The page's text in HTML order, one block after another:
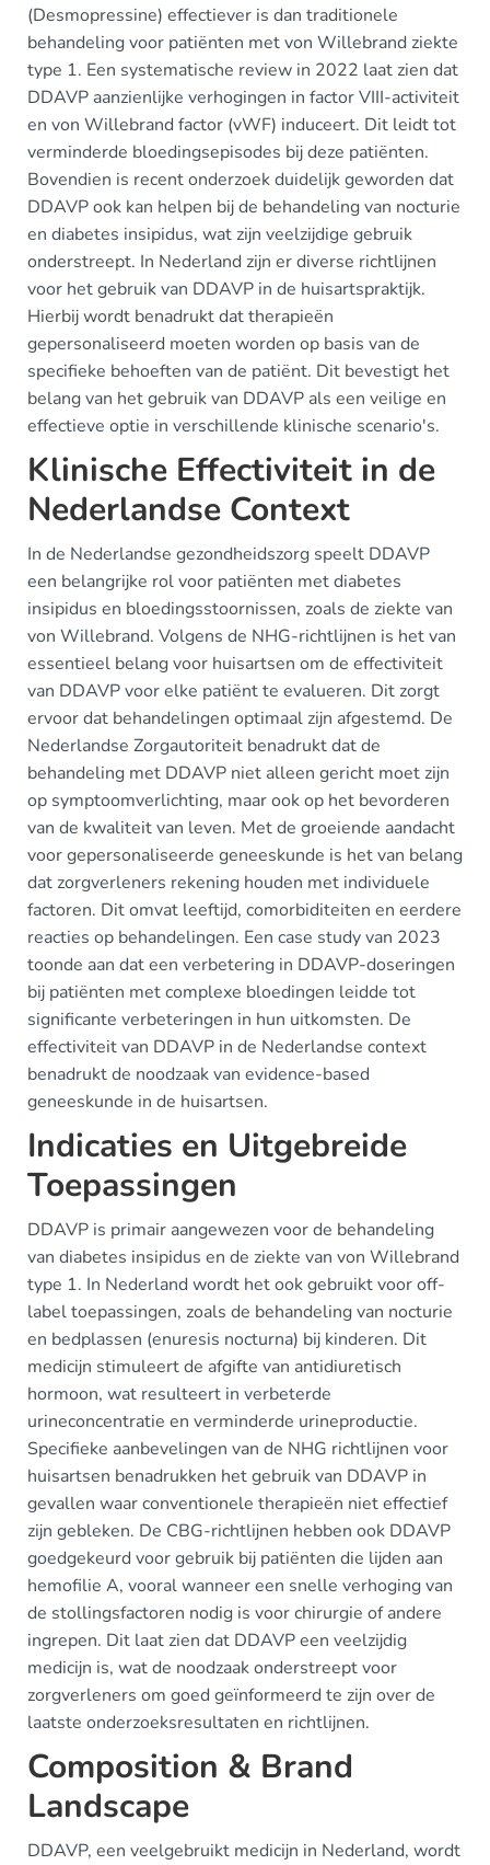
(Desmopressine) effectiever is dan traditionele
behandeling voor patiënten met von Willebrand ziekte
type 1. Een systematische review in 2022 laat zien dat
DDAVP aanzienlijke verhogingen in factor VIII-activiteit
en von Willebrand factor (vWF) induceert. Dit leidt tot
verminderde bloedingsepisodes bij deze patiënten.
Bovendien is recent onderzoek duidelijk geworden dat
DDAVP ook kan helpen bij de behandeling van nocturie
en diabetes insipidus, wat zijn veelzijdige gebruik
onderstreept. In Nederland zijn er diverse richtlijnen
voor het gebruik van DDAVP in de huisartspraktijk.
Hierbij wordt benadrukt dat therapieën
gepersonaliseerd moeten worden op basis van de
specifieke behoeften van de patiënt. Dit bevestigt het
belang van het gebruik van DDAVP als een veilige en
effectieve optie in verschillende klinische scenario's.
Klinische Effectiviteit in de
Nederlandse Context
In de Nederlandse gezondheidszorg speelt DDAVP
een belangrijke rol voor patiënten met diabetes
insipidus en bloedingsstoornissen, zoals de ziekte van
von Willebrand. Volgens de NHG-richtlijnen is het van
essentieel belang voor huisartsen om de effectiviteit
van DDAVP voor elke patiënt te evalueren. Dit zorgt
ervoor dat behandelingen optimaal zijn afgestemd. De
Nederlandse Zorgautoriteit benadrukt dat de
behandeling met DDAVP niet alleen gericht moet zijn
op symptoomverlichting, maar ook op het bevorderen
van de kwaliteit van leven. Met de groeiende aandacht
voor gepersonaliseerde geneeskunde is het van belang
dat zorgverleners rekening houden met individuele
factoren. Dit omvat leeftijd, comorbiditeiten en eerdere
reacties op behandelingen. Een case study van 2023
toonde aan dat een verbetering in DDAVP-doseringen
bij patiënten met complexe bloedingen leidde tot
significante verbeteringen in hun uitkomsten. De
effectiviteit van DDAVP in de Nederlandse context
benadrukt de noodzaak van evidence-based
geneeskunde in de huisartsen.
Indicaties en Uitgebreide
Toepassingen
DDAVP is primair aangewezen voor de behandeling
van diabetes insipidus en de ziekte van von Willebrand
type 1. In Nederland wordt het ook gebruikt voor off-
label toepassingen, zoals de behandeling van nocturie
en bedplassen (enuresis nocturna) bij kinderen. Dit
medicijn stimuleert de afgifte van antidiuretisch
hormoon, wat resulteert in verbeterde
urineconcentratie en verminderde urineproductie.
Specifieke aanbevelingen van de NHG richtlijnen voor
huisartsen benadrukken het gebruik van DDAVP in
gevallen waar conventionele therapieën niet effectief
zijn gebleken. De CBG-richtlijnen hebben ook DDAVP
goedgekeurd voor gebruik bij patiënten die lijden aan
hemofilie A, vooral wanneer een snelle verhoging van
de stollingsfactoren nodig is voor chirurgie of andere
ingrepen. Dit laat zien dat DDAVP een veelzijdig
medicijn is, wat de noodzaak onderstreept voor
zorgverleners om goed geïnformeerd te zijn over de
laatste onderzoeksresultaten en richtlijnen.
Composition & Brand
Landscape
DDAVP, een veelgebruikt medicijn in Nederland, wordt